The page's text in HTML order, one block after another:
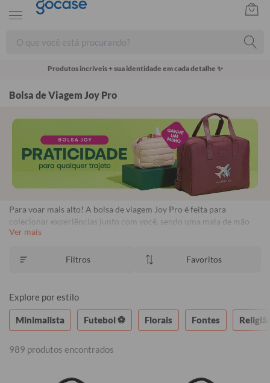
Produtos incríveis + sua identidade em cada detalhe ✨
Bolsa de Viagem Joy Pro
Para voar mais alto! A bolsa de viagem Joy Pro é feita para
colecionar experiências junto com você, sendo uma mala de mão
perfeita. Além de espaço para roupas e sapatos, a Joy tem bolsos
você precisar levar.
Ver mais
Filtros Favoritos
Explore por estilo
Minimalista Futebol ⚽ Florais Fontes
989 produtos encontrados